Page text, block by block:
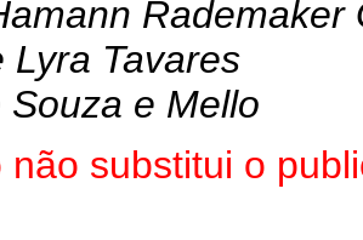
Rademaker
Lyra Tavares
e Mello
não substitui o